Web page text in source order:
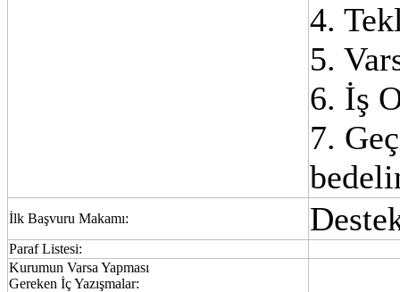
4.
5.
6. İş
7.
İlk Başvuru Makamı:
Paraf Listesi:
Kurumun Varsa Yapması
Gereken İç Yazışmalar: